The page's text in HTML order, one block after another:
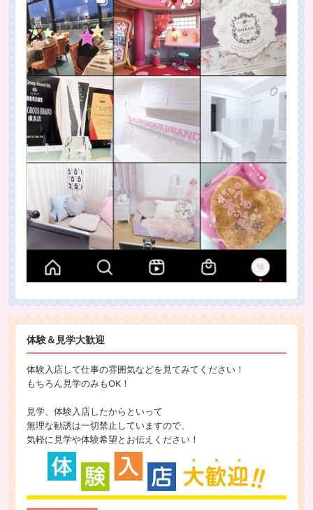
体験＆見学大歓迎
体験入店して仕事の雰囲気などを見てみてください！
もちろん見学のみもOK！
見学、体験入店したからといって
無理な勧誘は一切禁止していますので、
気軽に見学や体験希望とお伝えください！